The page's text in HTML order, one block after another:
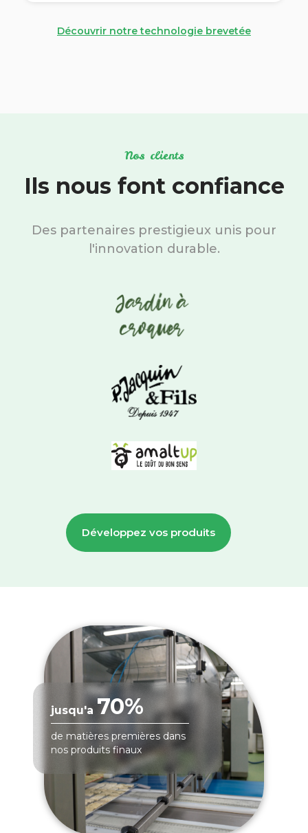
Découvrir notre technologie brevetée
Nos clients
Ils nous font confiance
Des partenaires prestigieux unis pour
l'innovation durable.
Développez vos produits
jusqu'a 70%
de matières premières dans
nos produits finaux